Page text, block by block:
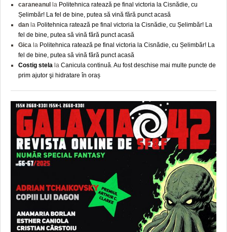
caraneanul la Politehnica ratează pe final victoria la Cisnădie, cu
Șelimbăr! La fel de bine, putea să vină fără punct acasă
dan la Politehnica ratează pe final victoria la Cisnădie, cu Șelimbăr! La
fel de bine, putea să vină fără punct acasă
Gica la Politehnica ratează pe final victoria la Cisnădie, cu Șelimbăr! La
fel de bine, putea să vină fără punct acasă
Costig stela la Canicula continuă. Au fost deschise mai multe puncte de
prim ajutor şi hidratare în oraș